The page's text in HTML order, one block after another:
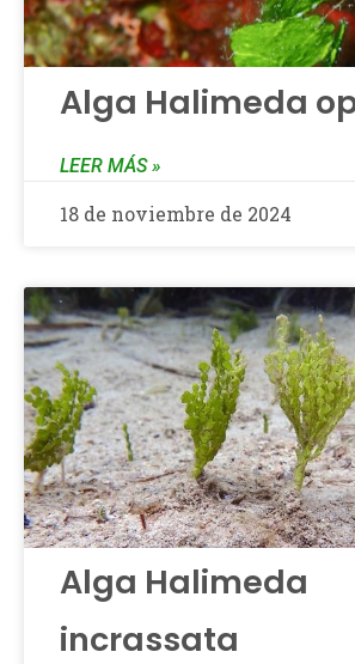
Alga Halimeda
LEER MÁS »
18 de noviembre de 2024
Alga Halimeda
incrassata